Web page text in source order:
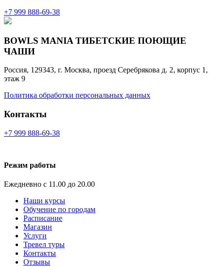
+7 999 888-69-38
BOWLS MANIA ТИБЕТСКИЕ ПОЮЩИЕ
ЧАШИ
Россия, 129343, г. Москва, проезд Серебрякова д. 2, корпус 1,
этаж 9
Политика обработки персональных данных
Контакты
+7 999 888-69-38
Режим работы
Ежедневно с 11.00 до 20.00
Наши курсы
Обучение по городам
Расписание
Магазин
Услуги
Тревел туры
Контакты
Отзывы